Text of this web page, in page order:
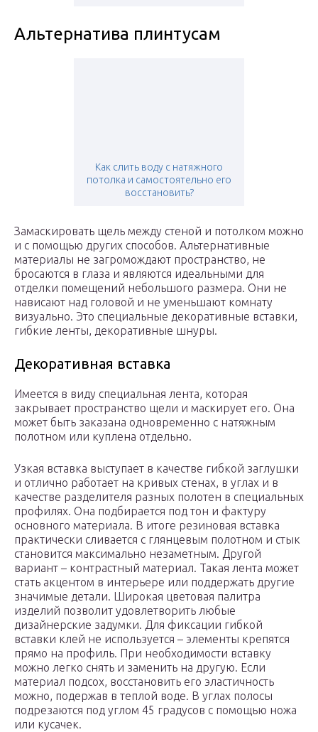
Альтернатива плинтусам
Как слить воду с натяжного
потолка и самостоятельно его
восстановить?
Замаскировать щель между стеной и потолком можно
и с помощью других способов. Альтернативные
материалы не загромождают пространство, не
бросаются в глаза и являются идеальными для
отделки помещений небольшого размера. Они не
нависают над головой и не уменьшают комнату
визуально. Это специальные декоративные вставки,
гибкие ленты, декоративные шнуры.
Декоративная вставка
Имеется в виду специальная лента, которая
закрывает пространство щели и маскирует его. Она
может быть заказана одновременно с натяжным
полотном или куплена отдельно.
Узкая вставка выступает в качестве гибкой заглушки
и отлично работает на кривых стенах, в углах и в
качестве разделителя разных полотен в специальных
профилях. Она подбирается под тон и фактуру
основного материала. В итоге резиновая вставка
практически сливается с глянцевым полотном и стык
становится максимально незаметным. Другой
вариант – контрастный материал. Такая лента может
стать акцентом в интерьере или поддержать другие
значимые детали. Широкая цветовая палитра
изделий позволит удовлетворить любые
дизайнерские задумки. Для фиксации гибкой
вставки клей не используется – элементы крепятся
прямо на профиль. При необходимости вставку
можно легко снять и заменить на другую. Если
материал подсох, восстановить его эластичность
можно, подержав в теплой воде. В углах полосы
подрезаются под углом 45 градусов с помощью ножа
или кусачек.